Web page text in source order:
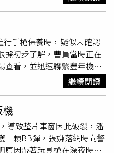
國際看見台灣藝術家的細膩
記名登錄並累積搭乘次
通表示，「TPASS大台南
嘉義縣市的台鐵各站，實
預購以來，市場反應熱
啟用管道。首次購買的民眾
。除了指定線上通路如博
市民卡二代卡，則可直接
應實體卡片，即可隨時隨地
省寶貴時間，也有效避免
MONEY」APP的便利
手槍保養時，疑似未確認
據初步了解，曹員當時正在
查看，並迅速聯繫豐年機場
持清醒，對同事關切的問候
進一步嚴重後果，警方將進
繼續閱讀
導致整片車窗因此破裂，潘
一顆BB彈，張嫌落網時向警
因帶著玩具槍在深夜時於